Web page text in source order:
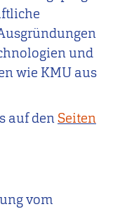
und
wie KMU aus
auf denSeiten
vom